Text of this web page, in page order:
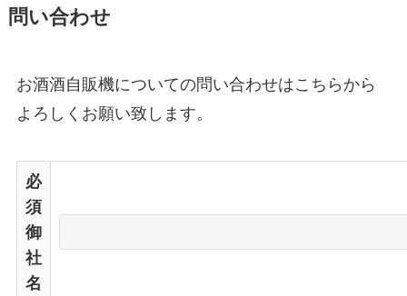
問い合わせ
お酒酒自販機についての問い合わせはこちらから
よろしくお願い致します。
必
須
御
社
名